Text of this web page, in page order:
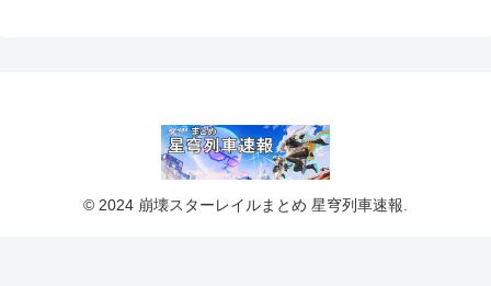
© 2024 崩壊スターレイルまとめ 星穹列車速報.